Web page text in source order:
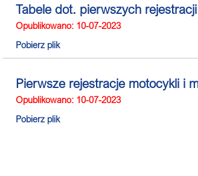
Tabele dot. pierwszych
Opublikowano: 10-07-2023
Pobierz plik
Pierwsze rejestracje motocykli i
Opublikowano: 10-07-2023
Pobierz plik